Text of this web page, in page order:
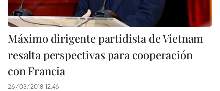
Máximo dirigente partidista de Vietnam
resalta perspectivas para cooperación
con Francia
26/03/2018 12:46